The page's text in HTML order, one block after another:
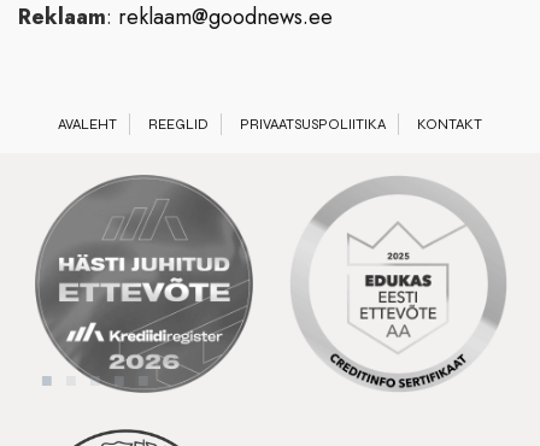
Reklaam: reklaam@goodnews.ee
AVALEHT REEGLID PRIVAATSUSPOLIITIKA KONTAKT